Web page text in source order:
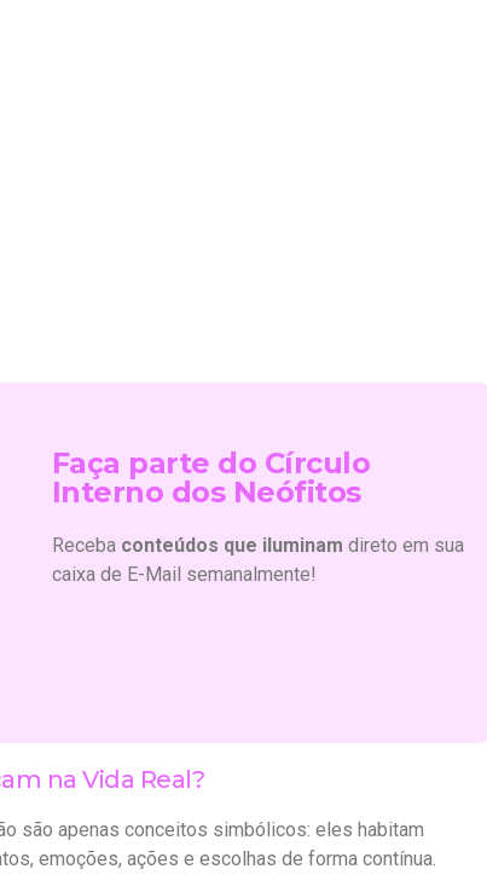
Faça parte do Círculo
Interno dos Neófitos
Receba conteúdos que iluminam direto em sua
caixa de E-Mail semanalmente!
na Vida Real?
são apenas conceitos simbólicos: eles habitam
emoções, ações e escolhas de forma contínua.